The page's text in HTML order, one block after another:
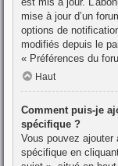
mise à jour d’un
options de
modifiés depuis le
« Préférences du
Haut
Comment puis-je
spécifique ?
Vous pouvez
spécifique en